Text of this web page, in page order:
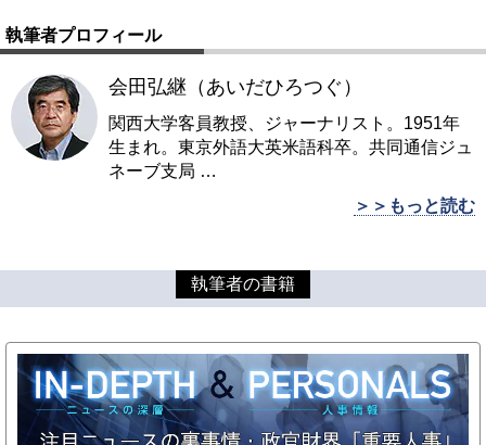
執筆者プロフィール
会田弘継（あいだひろつぐ）
関西大学客員教授、ジャーナリスト。1951年
生まれ。東京外語大英米語科卒。共同通信ジュ
ネーブ支局 …
＞＞もっと読む
執筆者の書籍